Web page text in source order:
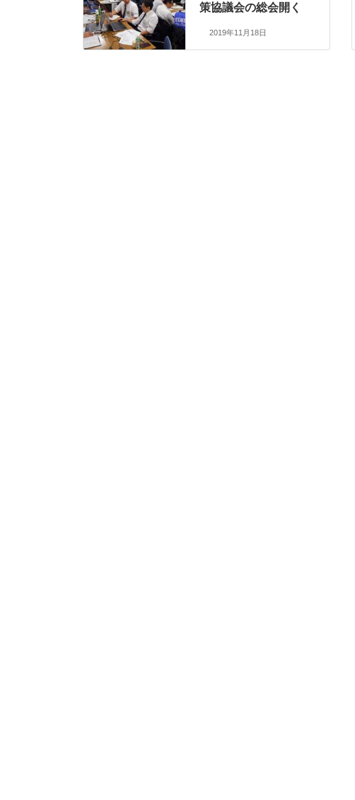
策協議会の総会開く
2019年11月18日